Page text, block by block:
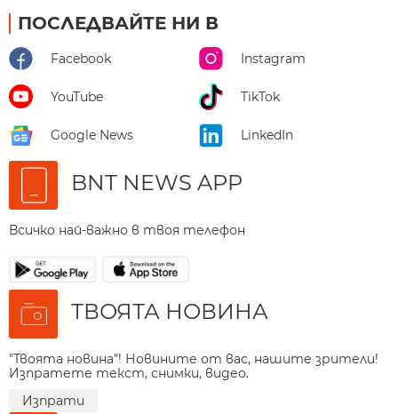
ПОСЛЕДВАЙТЕ НИ В
Facebook Instagram
YouTube TikTok
Google News LinkedIn
BNT NEWS APP
Всичко най-важно в твоя телефон
ТВОЯТА НОВИНА
"Твоята новина"! Новините от вас, нашите зрители!
Изпратете текст, снимки, видео.
Изпрати